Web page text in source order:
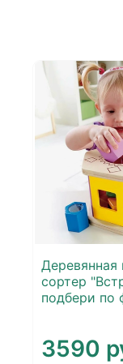
Деревянная
сортер
подбери по
3590